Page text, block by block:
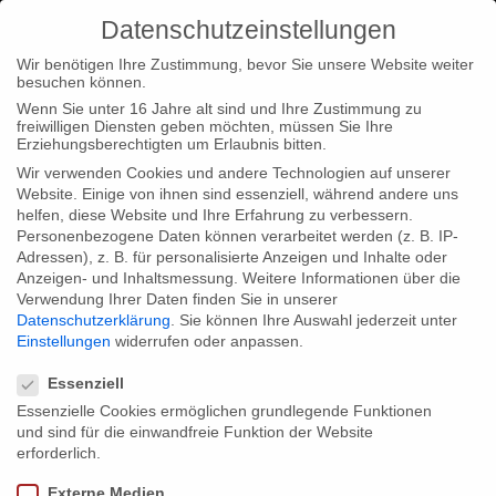
Home Typ|News NAFA Filmfestival Arhus
NAFA Filmfestival Arhus
Unser Film Tabakmädchen ist auf seiner Festivalreise kaum zu
stoppen. Vom 30. August bis 01. September findet in
Arhus/Dänemark das NAFA Filmfestival statt, wo der Film zu
sehen sein wird.
Datenschutzeinstellungen
Wir benötigen Ihre Zustimmung, bevor Sie unsere Website weiter
besuchen können.
Wenn Sie unter 16 Jahre alt sind und Ihre Zustimmung zu
freiwilligen Diensten geben möchten, müssen Sie Ihre
Erziehungsberechtigten um Erlaubnis bitten.
Wir verwenden Cookies und andere Technologien auf unserer
Website. Einige von ihnen sind essenziell, während andere uns
helfen, diese Website und Ihre Erfahrung zu verbessern.
Personenbezogene Daten können verarbeitet werden (z. B. IP-
Adressen), z. B. für personalisierte Anzeigen und Inhalte oder
Anzeigen- und Inhaltsmessung. Weitere Informationen über die
Verwendung Ihrer Daten finden Sie in unserer
Datenschutzerklärung
Sie können Ihre Auswahl jederzeit unter
Einstellungen widerrufen oder anpassen.
Essenziell
Essenzielle Cookies ermöglichen grundlegende Funktionen
und sind für die einwandfreie Funktion der Website
erforderlich.